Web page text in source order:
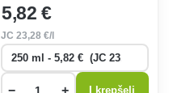
5,82 €
JC 23,28 €/l
− + Į krepšelį